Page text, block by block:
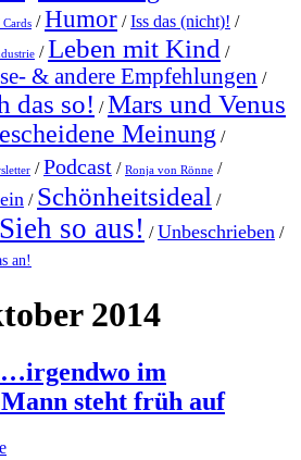
/Humor /Iss das (nicht)! /
/Leben mit Kind /
& andere Empfehlungen /
das so! /Mars und Venus
Meinung /
/Podcast / Ronja von Rönne /
/ Schönheitsideal /
Sieh so aus! /Unbeschrieben /
an!
2014
im
steht früh auf